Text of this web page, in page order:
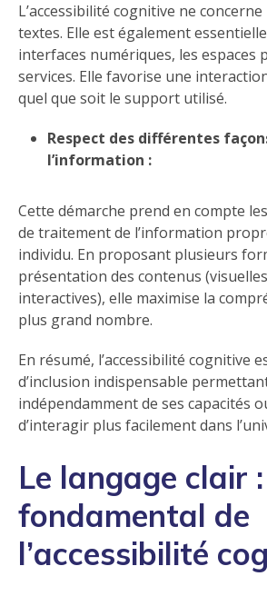
L’accessibilité cognitive ne
textes. Elle est également
interfaces numériques, les espaces
services. Elle favorise une
quel que soit le support utilisé.
Respect des différentes
l’information :
Cette démarche prend en compte
de traitement de l’information
individu. En proposant plusieurs
présentation des contenus
interactives), elle maximise la
plus grand nombre.
En résumé, l’accessibilité cognitive
d’inclusion indispensable
indépendamment de ses capacités
d’interagir plus facilement dans
Le langage clair
fondamental de
l’accessibilité